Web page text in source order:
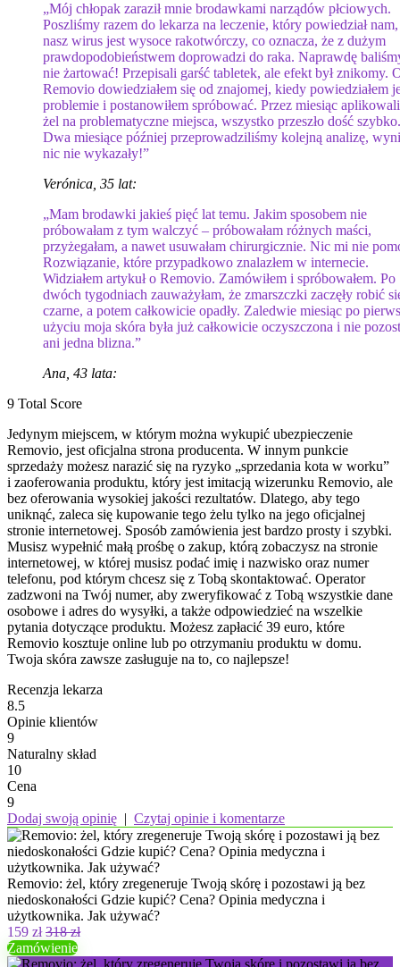
„Mój chłopak zaraził mnie brodawkami narządów płciowych.
Poszliśmy razem do lekarza na leczenie, który powiedział
nasz wirus jest wysoce rakotwórczy, co oznacza, że ​​z dużym
prawdopodobieństwem doprowadzi do raka. Naprawdę
nie żartować! Przepisali garść tabletek, ale efekt był znikomy.
Removio dowiedziałem się od znajomej, kiedy powiedziałem
problemie i postanowiłem spróbować. Przez miesiąc
żel na problematyczne miejsca, wszystko przeszło dość szybko.
Dwa miesiące później przeprowadziliśmy kolejną analizę,
nic nie wykazały!”
Verónica, 35 lat:
„Mam brodawki jakieś pięć lat temu. Jakim sposobem nie
próbowałam z tym walczyć – próbowałam różnych maści,
przyżegałam, a nawet usuwałam chirurgicznie. Nic mi nie
Rozwiązanie, które przypadkowo znalazłem w internecie.
Widziałem artykuł o Removio. Zamówiłem i spróbowałem. Po
dwóch tygodniach zauważyłam, że zmarszczki zaczęły robić
czarne, a potem całkowicie opadły. Zaledwie miesiąc po
użyciu moja skóra była już całkowicie oczyszczona i nie
ani jedna blizna.”
Ana, 43 lata:
9 Total Score
Jedynym miejscem, w którym można wykupić ubezpieczenie
Removio, jest oficjalna strona producenta. W innym punkcie
sprzedaży możesz narazić się na ryzyko „sprzedania kota w worku”
i zaoferowania produktu, który jest imitacją wizerunku Removio, ale
bez oferowania wysokiej jakości rezultatów. Dlatego, aby tego
uniknąć, zaleca się kupowanie tego żelu tylko na jego oficjalnej
stronie internetowej. Sposób zamówienia jest bardzo prosty i szybki.
Musisz wypełnić małą prośbę o zakup, którą zobaczysz na stronie
internetowej, w której musisz podać imię i nazwisko oraz numer
telefonu, pod którym chcesz się z Tobą skontaktować. Operator
zadzwoni na Twój numer, aby zweryfikować z Tobą wszystkie dane
osobowe i adres do wysyłki, a także odpowiedzieć na wszelkie
pytania dotyczące produktu. Możesz zapłacić 39 euro, które
Removio kosztuje online lub po otrzymaniu produktu w domu.
Twoja skóra zawsze zasługuje na to, co najlepsze!
Recenzja lekarza
8.5
Opinie klientów
9
Naturalny skład
10
Cena
9
Dodaj swoją opinię | Czytaj opinie i komentarze
Removio: żel, który zregeneruje Twoją skórę i pozostawi ją bez
niedoskonałości Gdzie kupić? Cena? Opinia medyczna i
użytkownika. Jak używać?
159 zł318 zł
Zamówienie